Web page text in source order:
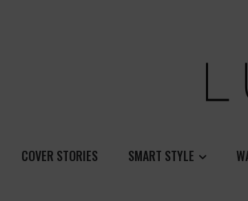
COVER STORIES SMART STYLE